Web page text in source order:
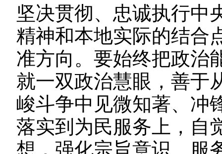
坚决贯彻、忠诚执行中
精神和本地实际的结合
准方向。要始终把政治
就一双政治慧眼，善于
峻斗争中见微知著、冲
落实到为民服务上，自
想，强化宗旨意识、服